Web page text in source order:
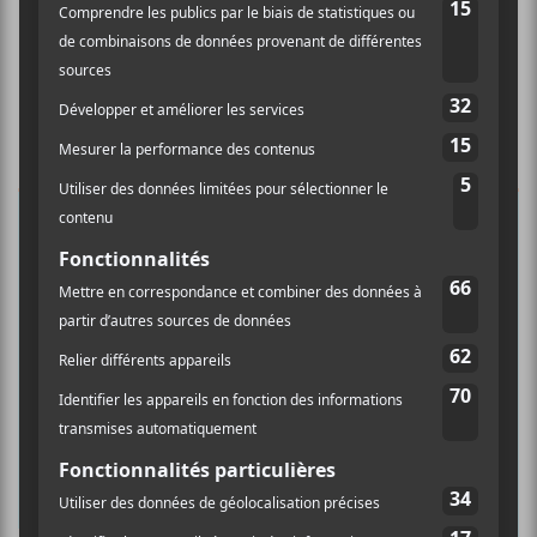
INSCRIPTION À L’INFOLETTRE
Ne manquez pas les dernières
nouvelles!
Abonnez-vous à l’infolettre du Canal
Auditif pour tout savoir de l’actualité
musicale, découvrir vos nouveaux
albums préférés et revivre les
concerts de la veille.